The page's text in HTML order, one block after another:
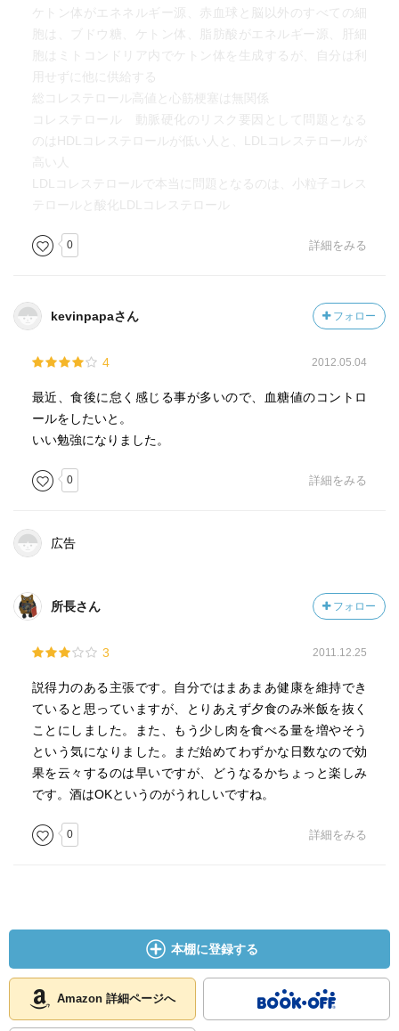
ケトン体がエネネルギー源、赤血球と脳以外のすべての細
胞は、ブドウ糖、ケトン体、脂肪酸がエネルギー源、肝細
胞はミトコンドリア内でケトン体を生成するが、自分は利
用せずに他に供給する
総コレステロール高値と心筋梗塞は無関係
コレステロール 動脈硬化のリスク要因として問題となる
のはHDLコレステロールが低い人と、LDLコレステロールが
高い人
LDLコレステロールで本当に問題となるのは、小粒子コレス
テロールと酸化LDLコレステロール
0 詳細をみる
kevinpapaさん フォロー
4 2012.05.04
最近、食後に怠く感じる事が多いので、血糖値のコントロ
ールをしたいと。
いい勉強になりました。
0 詳細をみる
広告
所長さん フォロー
3 2011.12.25
説得力のある主張です。自分ではまあまあ健康を維持でき
ていると思っていますが、とりあえず夕食のみ米飯を抜く
ことにしました。また、もう少し肉を食べる量を増やそう
という気になりました。まだ始めてわずかな日数なので効
果を云々するのは早いですが、どうなるかちょっと楽しみ
です。酒はOKというのがうれしいですね。
0 詳細をみる
本棚に登録する
Amazon 詳細ページへ